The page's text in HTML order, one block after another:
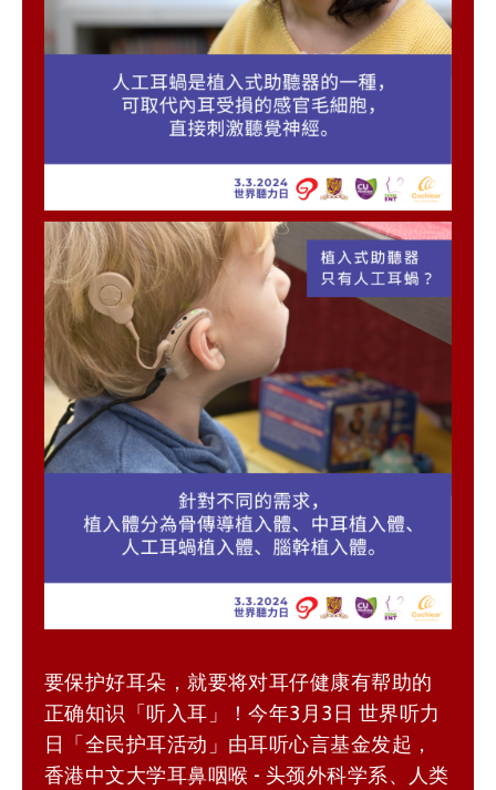
要保护好耳朵，就要将对耳仔健康有帮助的
正确知识「听入耳」！今年3月3日 世界听力
日「全民护耳活动」由耳听心言基金发起，
香港中文大学耳鼻咽喉 - 头颈外科学系、人类